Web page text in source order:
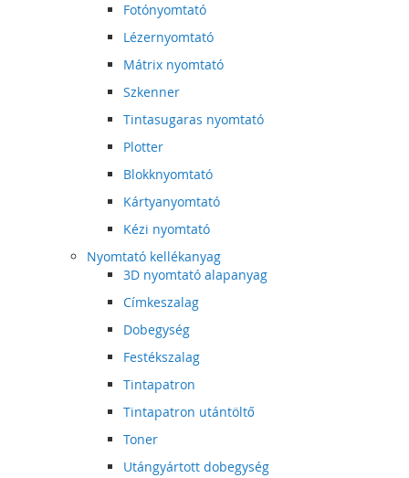
Fotónyomtató
Lézernyomtató
Mátrix nyomtató
Szkenner
Tintasugaras nyomtató
Plotter
Blokknyomtató
Kártyanyomtató
Kézi nyomtató
Nyomtató kellékanyag
3D nyomtató alapanyag
Címkeszalag
Dobegység
Festékszalag
Tintapatron
Tintapatron utántöltő
Toner
Utángyártott dobegység